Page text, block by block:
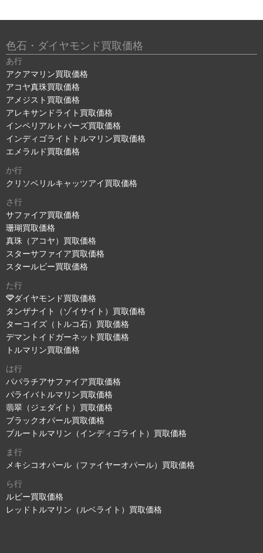
色石・ダイヤモンド買取価格
あ行
アクアマリン買取価格
アコヤ真珠買取価格
アメジスト買取価格
アレキサンドライト買取価格
インペリアルトパーズ買取価格
インディゴライトトルマリン買取価格
エメラルド買取価格
か行
クリソベリルキャッツアイ買取価格
さ行
サファイア買取価格
珊瑚買取価格
真珠（アコヤ）買取価格
スターサファイア買取価格
スタールビー買取価格
た行
ダイヤモンド買取価格
タンザナイト（ゾイサイト）買取価格
ターコイズ（トルコ石）買取価格
デマントイドガーネット買取価格
トルマリン買取価格
は行
パパラチアサファイア買取価格
パライバトルマリン買取価格
翡翠（ジェダイト）買取価格
ブラックオパール買取価格
ブルートルマリン（インディゴライト）買取価格
ま行
メキシコオパール（ファイヤーオパール）買取価格
ら行
ルビー買取価格
レッドトルマリン（ルベライト）買取価格